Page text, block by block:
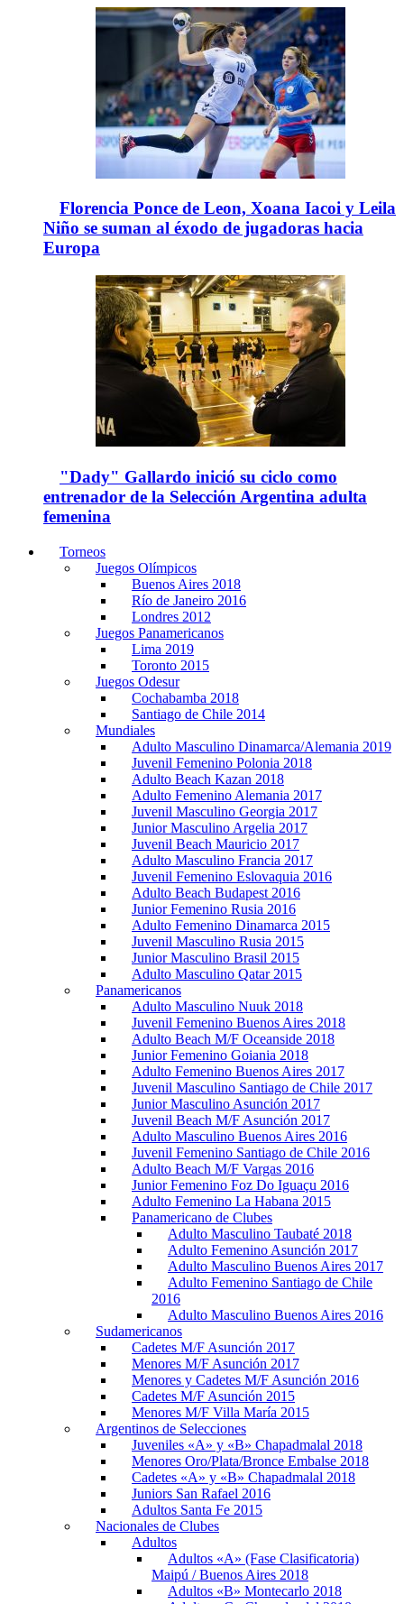
Florencia Ponce de Leon, Xoana Iacoi y Leila
Niño se suman al éxodo de jugadoras hacia
Europa
"Dady" Gallardo inició su ciclo como
entrenador de la Selección Argentina adulta
femenina
Torneos
Juegos Olímpicos
Buenos Aires 2018
Río de Janeiro 2016
Londres 2012
Juegos Panamericanos
Lima 2019
Toronto 2015
Juegos Odesur
Cochabamba 2018
Santiago de Chile 2014
Mundiales
Adulto Masculino Dinamarca/Alemania 2019
Juvenil Femenino Polonia 2018
Adulto Beach Kazan 2018
Adulto Femenino Alemania 2017
Juvenil Masculino Georgia 2017
Junior Masculino Argelia 2017
Juvenil Beach Mauricio 2017
Adulto Masculino Francia 2017
Juvenil Femenino Eslovaquia 2016
Adulto Beach Budapest 2016
Junior Femenino Rusia 2016
Adulto Femenino Dinamarca 2015
Juvenil Masculino Rusia 2015
Junior Masculino Brasil 2015
Adulto Masculino Qatar 2015
Panamericanos
Adulto Masculino Nuuk 2018
Juvenil Femenino Buenos Aires 2018
Adulto Beach M/F Oceanside 2018
Junior Femenino Goiania 2018
Adulto Femenino Buenos Aires 2017
Juvenil Masculino Santiago de Chile 2017
Junior Masculino Asunción 2017
Juvenil Beach M/F Asunción 2017
Adulto Masculino Buenos Aires 2016
Juvenil Femenino Santiago de Chile 2016
Adulto Beach M/F Vargas 2016
Junior Femenino Foz Do Iguaçu 2016
Adulto Femenino La Habana 2015
Panamericano de Clubes
Adulto Masculino Taubaté 2018
Adulto Femenino Asunción 2017
Adulto Masculino Buenos Aires 2017
Adulto Femenino Santiago de Chile
2016
Adulto Masculino Buenos Aires 2016
Sudamericanos
Cadetes M/F Asunción 2017
Menores M/F Asunción 2017
Menores y Cadetes M/F Asunción 2016
Cadetes M/F Asunción 2015
Menores M/F Villa María 2015
Argentinos de Selecciones
Juveniles «A» y «B» Chapadmalal 2018
Menores Oro/Plata/Bronce Embalse 2018
Cadetes «A» y «B» Chapadmalal 2018
Juniors San Rafael 2016
Adultos Santa Fe 2015
Nacionales de Clubes
Adultos
Adultos «A» (Fase Clasificatoria)
Maipú / Buenos Aires 2018
Adultos «B» Montecarlo 2018